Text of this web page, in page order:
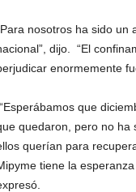
nosotros ha sido un
dijo. “El
enormemente
“Esperábamos que
quedaron, pero no ha
querían para
tiene la